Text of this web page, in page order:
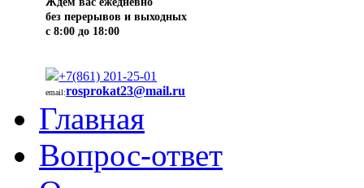
без перерывов и выходных
с 8:00 до 18:00
+7(861) 201-25-01
email:rosprokat23@mail.ru
Главная
Вопрос-ответ